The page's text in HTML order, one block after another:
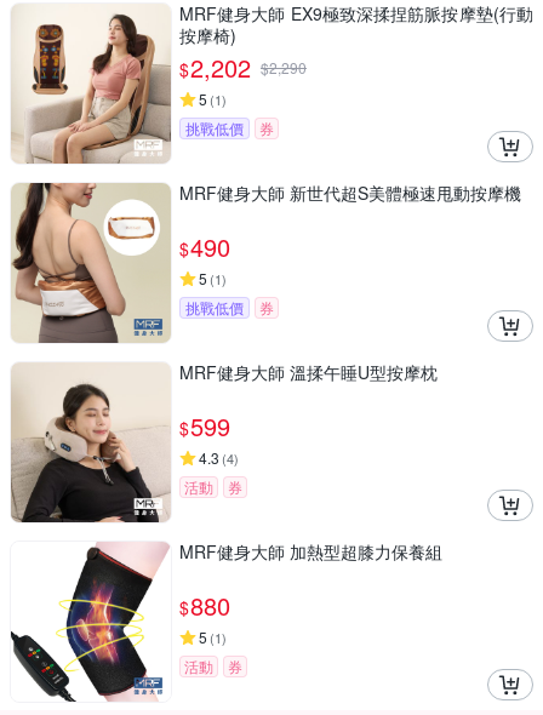
MRF健身大師 EX9極致深揉捏筋脈按摩墊(行動
按摩椅)
$2,202 $2,290
5 (1)
挑戰低價 券
MRF健身大師 新世代超S美體極速甩動按摩機
$490
5 (1)
挑戰低價 券
MRF健身大師 溫揉午睡U型按摩枕
$599
4.3 (4)
活動 券
MRF健身大師 加熱型超膝力保養組
$880
5 (1)
活動 券